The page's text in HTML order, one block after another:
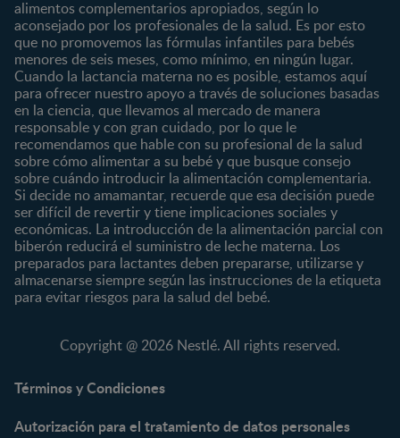
Marcas y productos
Nuestros Productos
Nuestras Marcas
0 a 4 meses
4 a 6 meses
6 a 8 meses
8 a 12 meses
12 a 24 meses
Desde 2 años
Preescolar
Escolar
Maternidad
Paternidad
Vida en familia
Marcas
CERELAC®
GERBER®
KLIM®
NAN® 3
NAN® Optipro® 3
NAN® Supreme 3
NESTUM®
Productos
Cereales Infantiles
Compotas y galletas
Fórmulas Infantiles
alimentos complementarios apropiados, según lo
aconsejado por los profesionales de la salud. Es por esto
que no promovemos las fórmulas infantiles para bebés
menores de seis meses, como mínimo, en ningún lugar.
Cuando la lactancia materna no es posible, estamos aquí
para ofrecer nuestro apoyo a través de soluciones basadas
en la ciencia, que llevamos al mercado de manera
responsable y con gran cuidado, por lo que le
recomendamos que hable con su profesional de la salud
sobre cómo alimentar a su bebé y que busque consejo
sobre cuándo introducir la alimentación complementaria.
Si decide no amamantar, recuerde que esa decisión puede
ser difícil de revertir y tiene implicaciones sociales y
económicas. La introducción de la alimentación parcial con
biberón reducirá el suministro de leche materna. Los
preparados para lactantes deben prepararse, utilizarse y
almacenarse siempre según las instrucciones de la etiqueta
para evitar riesgos para la salud del bebé.
Copyright @ 2026 Nestlé. All rights reserved.
Términos y Condiciones
Autorización para el tratamiento de datos personales